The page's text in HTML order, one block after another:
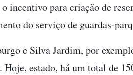
incentivo para criação de
do serviço de guardas-
e Silva Jardim, por
Hoje, estado, há um total de